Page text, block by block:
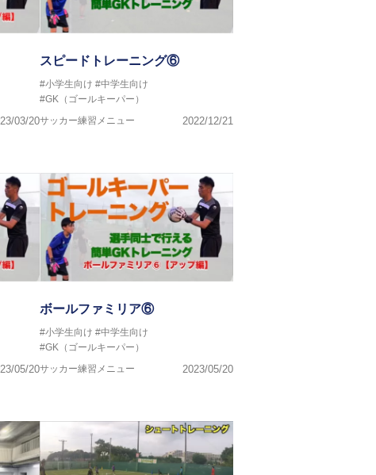
03/20
スピードトレーニング⑥
#小学生向け #中学生向け
#GK（ゴールキーパー）
サッカー練習メニュー
2022/12/21
05/20
ボールファミリア⑥
#小学生向け #中学生向け
#GK（ゴールキーパー）
サッカー練習メニュー
2023/05/20